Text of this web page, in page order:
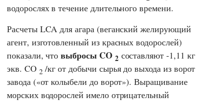
водорослях в течение длительного времени.
Расчеты LCA для агара (веганский желирующий
агент, изготовленный из красных водорослей)
показали, чтовыбросы CO 2 составляют -1,11 кг
экв. CO 2 /кг от добычи сырья до выхода из ворот
завода («от колыбели до ворот»). Выращивание
морских водорослей имело отрицательный